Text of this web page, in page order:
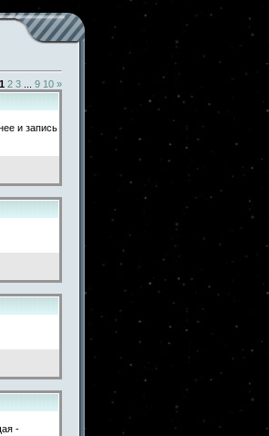
1 2 3 9 10 »
и запись
-